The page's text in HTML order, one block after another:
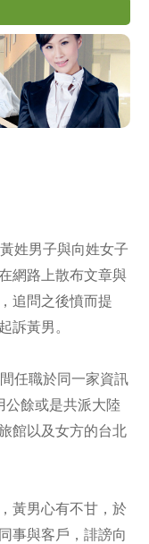
姓男子與向姓女子
網路上散布文章與
追問之後憤而提
訴黃男。
任職於同一家資訊
公餘或是共派大陸
館以及女方的台北
黃男心有不甘，於
事與客戶，誹謗向